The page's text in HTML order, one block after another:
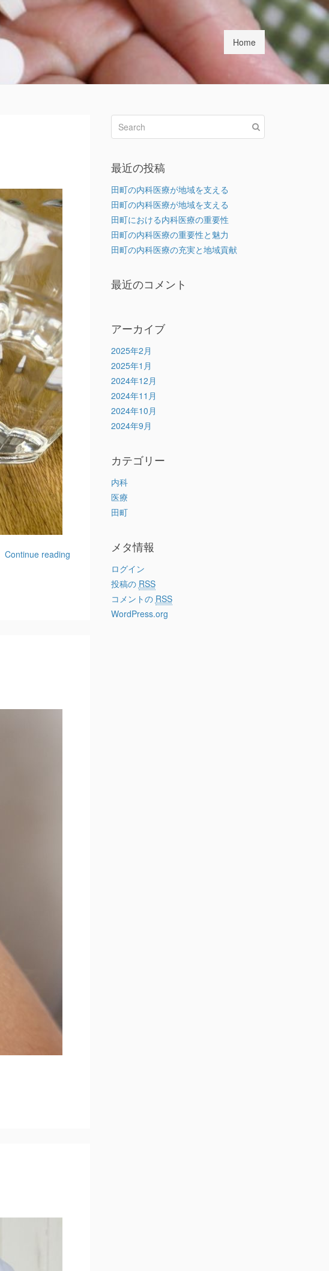
Home
Continue reading
最近の投稿
田町の内科医療が地域を支える
田町の内科医療が地域を支える
田町における内科医療の重要性
田町の内科医療の重要性と魅力
田町の内科医療の充実と地域貢献
最近のコメント
アーカイブ
2025年2月
2025年1月
2024年12月
2024年11月
2024年10月
2024年9月
カテゴリー
内科
医療
田町
メタ情報
ログイン
投稿の RSS
コメントの RSS
WordPress.org